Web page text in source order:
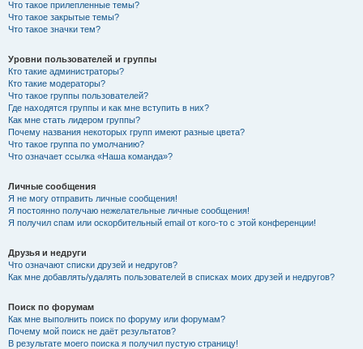
Что такое прилепленные темы?
Что такое закрытые темы?
Что такое значки тем?
Уровни пользователей и группы
Кто такие администраторы?
Кто такие модераторы?
Что такое группы пользователей?
Где находятся группы и как мне вступить в них?
Как мне стать лидером группы?
Почему названия некоторых групп имеют разные цвета?
Что такое группа по умолчанию?
Что означает ссылка «Наша команда»?
Личные сообщения
Я не могу отправить личные сообщения!
Я постоянно получаю нежелательные личные сообщения!
Я получил спам или оскорбительный email от кого-то с этой конференции!
Друзья и недруги
Что означают списки друзей и недругов?
Как мне добавлять/удалять пользователей в списках моих друзей и недругов?
Поиск по форумам
Как мне выполнить поиск по форуму или форумам?
Почему мой поиск не даёт результатов?
В результате моего поиска я получил пустую страницу!